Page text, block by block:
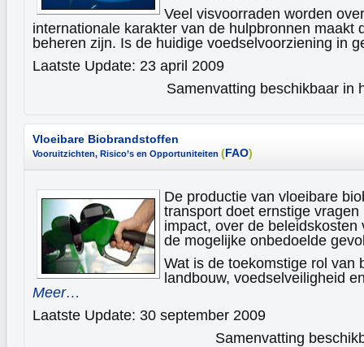
Veel visvoorraden worden
internationale karakter van de hulpbronnen maakt
beheren zijn. Is de huidige voedselvoorziening in
Laatste Update: 23 april 2009
Samenvatting beschikbaar in
Vloeibare Biobrandstoffen
Vooruitzichten, Risico’s en Opportuniteiten (FAO)
De productie van vloeibare
transport doet ernstige
impact, over de beleidskosten
de mogelijke onbedoelde
Wat is de toekomstige rol van
landbouw, voedselveiligheid
Meer…
Laatste Update: 30 september 2009
Samenvatting